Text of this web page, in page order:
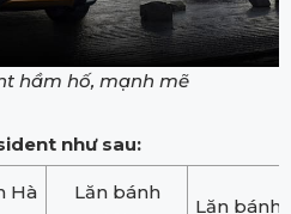
hầm hố, mạnh mẽ
như sau:
Hà
Lăn bánh
Lăn bánh